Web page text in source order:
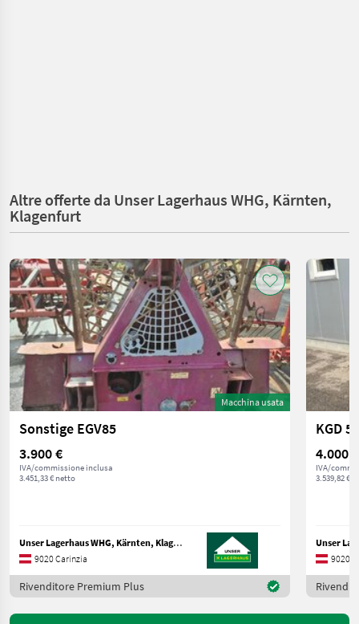
Altre offerte da Unser Lagerhaus WHG, Kärnten,
Klagenfurt
Macchina usata
Sonstige EGV85
3.900 €
IVA/commissione inclusa
3.451,33 € netto
Unser Lagerhaus WHG, Kärnten, Klagenfurt
9020 Carinzia
Rivenditore Premium Plus
KGD 5
4.000 €
IVA/
3.539,82 €
9020